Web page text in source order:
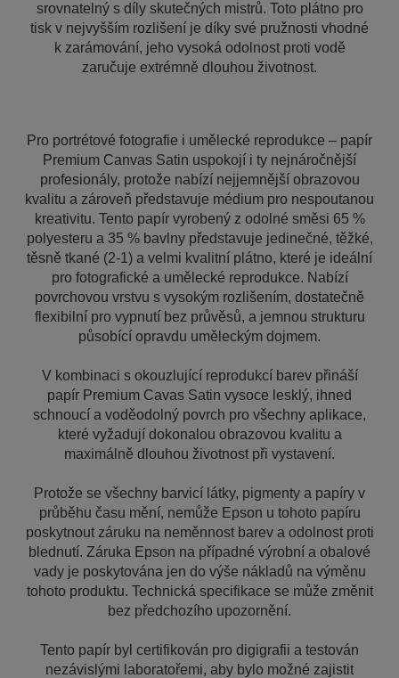
srovnatelný s díly skutečných mistrů. Toto plátno pro
tisk v nejvyšším rozlišení je díky své pružnosti vhodné
k zarámování, jeho vysoká odolnost proti vodě
zaručuje extrémně dlouhou životnost.
Pro portrétové fotografie i umělecké reprodukce – papír
Premium Canvas Satin uspokojí i ty nejnáročnější
profesionály, protože nabízí nejjemnější obrazovou
kvalitu a zároveň představuje médium pro nespoutanou
kreativitu. Tento papír vyrobený z odolné směsi 65 %
polyesteru a 35 % bavlny představuje jedinečné, těžké,
těsně tkané (2-1) a velmi kvalitní plátno, které je ideální
pro fotografické a umělecké reprodukce. Nabízí
povrchovou vrstvu s vysokým rozlišením, dostatečně
flexibilní pro vypnutí bez průvěsů, a jemnou strukturu
působící opravdu uměleckým dojmem.
V kombinaci s okouzlující reprodukcí barev přináší
papír Premium Cavas Satin vysoce lesklý, ihned
schnoucí a voděodolný povrch pro všechny aplikace,
které vyžadují dokonalou obrazovou kvalitu a
maximálně dlouhou životnost při vystavení.
Protože se všechny barvicí látky, pigmenty a papíry v
průběhu času mění, nemůže Epson u tohoto papíru
poskytnout záruku na neměnnost barev a odolnost proti
blednutí. Záruka Epson na případné výrobní a obalové
vady je poskytována jen do výše nákladů na výměnu
tohoto produktu. Technická specifikace se může změnit
bez předchozího upozornění.
Tento papír byl certifikován pro digigrafii a testován
nezávislými laboratořemi, aby bylo možné zajistit